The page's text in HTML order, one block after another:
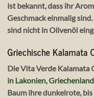
ist bekannt, dass ihr
Geschmack einmalig
sind nicht in Olivenöl
Griechische Kalamata
Die Vita Verde Kalamata
in Lakonien, Griechenland
Baum ihre dunkelrote,